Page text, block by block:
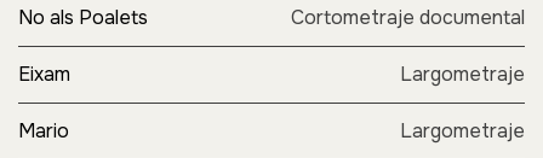
No als Poalets Cortometraje documental
Eixam Largometraje
Mario Largometraje